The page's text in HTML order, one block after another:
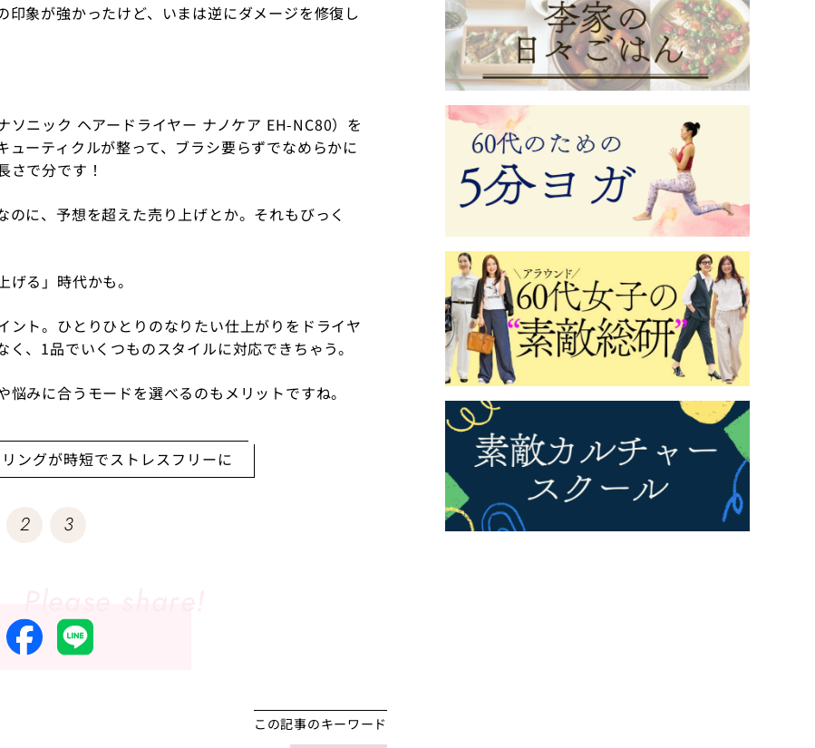
象が強かったけど、いまは逆にダメージを修復し
ニック ヘアードライヤー ナノケア EH-NC80） を
ーティクルが整って、ブラシ要らずでなめらかに
さで分です！
に、予想を超えた売り上げとか。それもびっく
る」時代かも。
ト。ひとりひとりのなりたい仕上がりをドライヤ
、1品でいくつものスタイルに対応できちゃう。
みに合うモードを選べるのもメリットですね。
ングが時短でストレスフリーに
2 3
この記事のキーワード